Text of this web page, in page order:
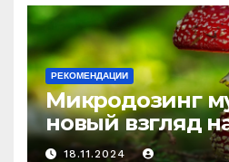
РЕКОМЕНДАЦИИ
Микродозинг
новый взгляд
психоделику
18.11.2024